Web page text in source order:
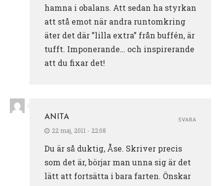
hamna i obalans. Att sedan ha styrkan
att stå emot när andra runtomkring
äter det där ”lilla extra” från buffén, är
tufft. Imponerande… och inspirerande
att du fixar det!
ANITA
22 maj, 2011 - 22:08
Du är så duktig, Åse. Skriver precis
som det är, börjar man unna sig är det
lätt att fortsätta i bara farten. Önskar
SVARA